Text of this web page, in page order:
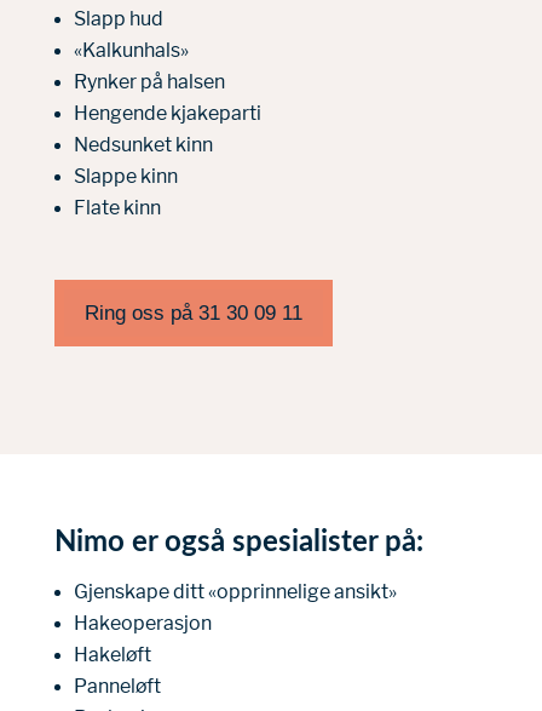
Slapp hud
«Kalkunhals»
Rynker på halsen
Hengende kjakeparti
Nedsunket kinn
Slappe kinn
Flate kinn
Ring oss på 31 30 09 11
Nimo er også spesialister på:
Gjenskape ditt «opprinnelige ansikt»
Hakeoperasjon
Hakeløft
Panneløft